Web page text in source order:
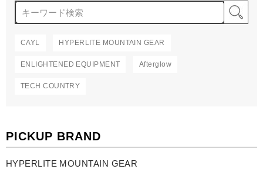
CAYL HYPERLITE MOUNTAIN GEAR
ENLIGHTENED EQUIPMENT Afterglow
TECH COUNTRY
PICKUP BRAND
HYPERLITE MOUNTAIN GEAR